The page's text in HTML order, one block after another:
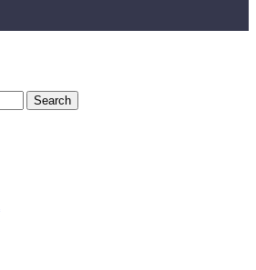
Search